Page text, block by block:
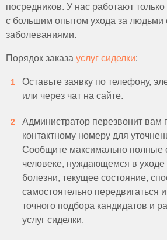
посредников. У нас работают
с большим опытом ухода за людьми
заболеваниями.
Порядок заказа услуг сиделки:
Оставьте заявку по телефону,
или через чат на сайте.
Администратор перезвонит вам
контактному номеру для
Сообщите максимально полные
человеке, нуждающемся в уходе
болезни, текущее состояние,
самостоятельно передвигаться
точного подбора кандидатов и
услуг сиделки.